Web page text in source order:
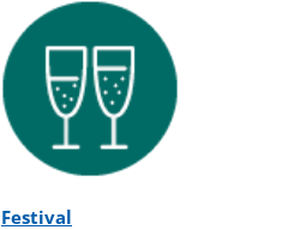
Festival